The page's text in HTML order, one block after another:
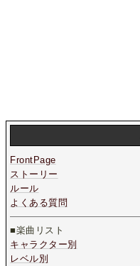
FrontPage
ストーリー
ルール
よくある質問
■楽曲リスト
キャラクター別
レベル別